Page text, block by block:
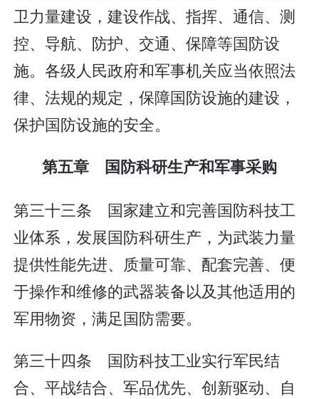
卫力量建设，建设作战、指挥、通信、测
控、导航、防护、交通、保障等国防设
施。各级人民政府和军事机关应当依照法
律、法规的规定，保障国防设施的建设，
保护国防设施的安全。
第五章 国防科研生产和军事采购
第三十三条 国家建立和完善国防科技工
业体系，发展国防科研生产，为武装力量
提供性能先进、质量可靠、配套完善、便
于操作和维修的武器装备以及其他适用的
军用物资，满足国防需要。
第三十四条 国防科技工业实行军民结
合、平战结合、军品优先、创新驱动、自